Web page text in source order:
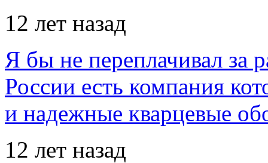
12 лет назад
Я бы не переплачивал за
России есть компания
и надежные кварцевые
12 лет назад